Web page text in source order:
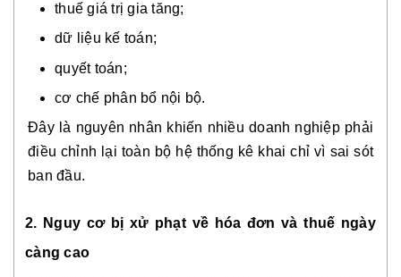
thuế giá trị gia tăng;
dữ liệu kế toán;
quyết toán;
cơ chế phân bổ nội bộ.
Đây là nguyên nhân khiến nhiều doanh nghiệp phải
điều chỉnh lại toàn bộ hệ thống kê khai chỉ vì sai sót
ban đầu.
2. Nguy cơ bị xử phạt về hóa đơn và thuế ngày
càng cao